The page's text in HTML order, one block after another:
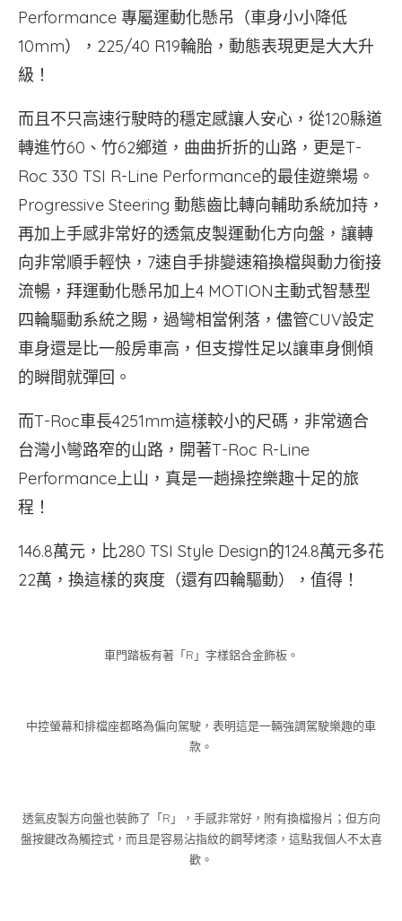
Performance 專屬運動化懸吊（車身小小降低
10mm），225/40 R19輪胎，動態表現更是大大升
級！
而且不只高速行駛時的穩定感讓人安心，從120縣道
轉進竹60、竹62鄉道，曲曲折折的山路，更是T-
Roc 330 TSI R-Line Performance的最佳遊樂場。
Progressive Steering 動態齒比轉向輔助系統加持，
再加上手感非常好的透氣皮製運動化方向盤，讓轉
向非常順手輕快，7速自手排變速箱換檔與動力銜接
流暢，拜運動化懸吊加上4 MOTION主動式智慧型
四輪驅動系統之賜，過彎相當俐落，儘管CUV設定
車身還是比一般房車高，但支撐性足以讓車身側傾
的瞬間就彈回。
而T-Roc車長4251mm這樣較小的尺碼，非常適合
台灣小彎路窄的山路，開著T-Roc R-Line
Performance上山，真是一趟操控樂趣十足的旅
程！
146.8萬元，比280 TSI Style Design的124.8萬元多花
22萬，換這樣的爽度（還有四輪驅動），值得！
車門踏板有著「R」字樣鋁合金飾板。
中控螢幕和排檔座都略為偏向駕駛，表明這是一輛強調駕駛樂趣的車
款。
透氣皮製方向盤也裝飾了「R」，手感非常好，附有換檔撥片；但方向
盤按鍵改為觸控式，而且是容易沾指紋的鋼琴烤漆，這點我個人不太喜
歡。